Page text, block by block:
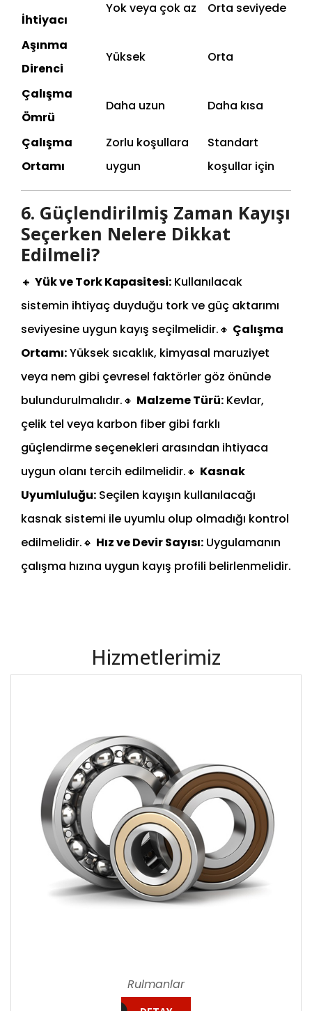
İhtiyacı
Yok veya çok az Orta seviyede
Aşınma
Direnci
Yüksek Orta
Çalışma
Ömrü
Daha uzun Daha kısa
Çalışma
Ortamı
Zorlu koşullara
uygun
Standart
koşullar için
6. Güçlendirilmiş Zaman Kayışı
Seçerken Nelere Dikkat
Edilmeli?
🔸 Yük ve Tork Kapasitesi: Kullanılacak
sistemin ihtiyaç duyduğu tork ve güç aktarımı
seviyesine uygun kayış seçilmelidir.🔸 Çalışma
Ortamı:Yüksek sıcaklık, kimyasal maruziyet
veya nem gibi çevresel faktörler göz önünde
bulundurulmalıdır.🔸 Malzeme Türü: Kevlar,
çelik tel veya karbon fiber gibi farklı
güçlendirme seçenekleri arasından ihtiyaca
uygun olanı tercih edilmelidir.🔸 Kasnak
Uyumluluğu: Seçilen kayışın kullanılacağı
kasnak sistemi ile uyumlu olup olmadığı kontrol
edilmelidir.🔸 Hız ve Devir Sayısı: Uygulamanın
çalışma hızına uygun kayış profili belirlenmelidir.
Hizmetlerimiz
Rulmanlar